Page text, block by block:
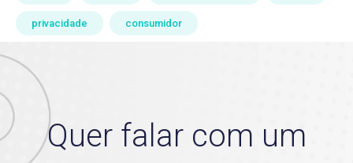
privacidade consumidor
Quer falar com um